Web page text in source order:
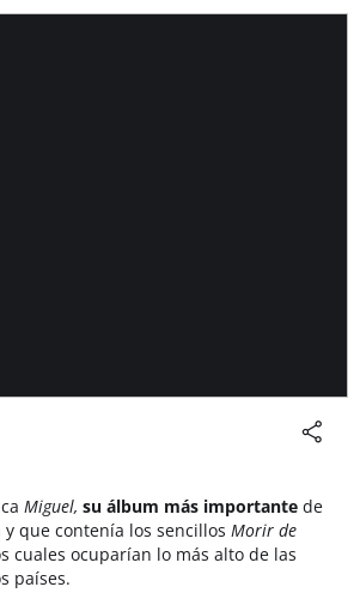
Miguel, su álbum más importante de
que contenía los sencillos Morir de
cuales ocuparían lo más alto de las
países.